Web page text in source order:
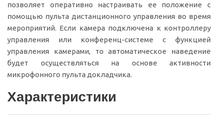
позволяет оперативно настраивать ее положение с
помощью пульта дистанционного управления во время
мероприятий. Если камера подключена к контроллеру
управления или конференц-системе с функцией
управления камерами, то автоматическое наведение
будет осуществляться на основе активности
микрофонного пульта докладчика.
Характеристики